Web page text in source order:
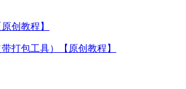
创教程】
打包工具）【原创教程】